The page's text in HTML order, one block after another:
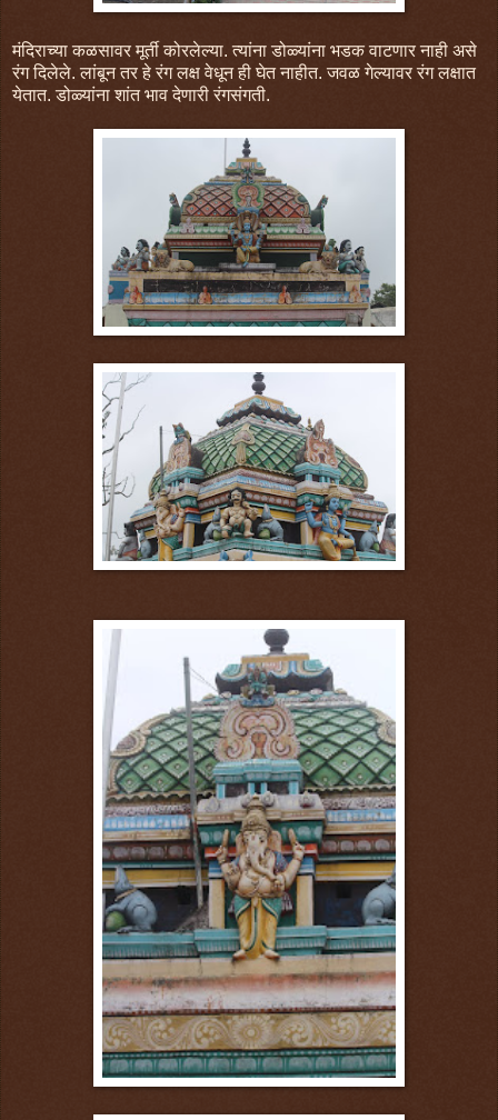
मंदिराच्या कळसावर मूर्ती कोरलेल्या. त्यांना डोळ्यांना भडक वाटणार नाही असे
रंग दिलेले. लांबून तर हे रंग लक्ष वेधून ही घेत नाहीत. जवळ गेल्यावर रंग लक्षात
येतात. डोळ्यांना शांत भाव देणारी रंगसंगती.